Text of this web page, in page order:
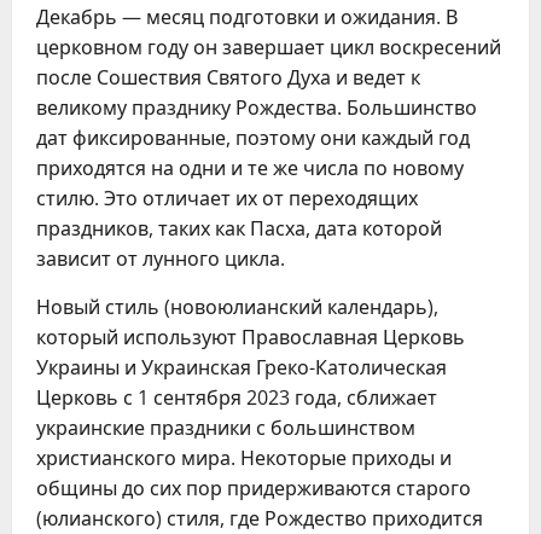
Декабрь — месяц подготовки и ожидания. В
церковном году он завершает цикл воскресений
после Сошествия Святого Духа и ведет к
великому празднику Рождества. Большинство
дат фиксированные, поэтому они каждый год
приходятся на одни и те же числа по новому
стилю. Это отличает их от переходящих
праздников, таких как Пасха, дата которой
зависит от лунного цикла.
Новый стиль (новоюлианский календарь),
который используют Православная Церковь
Украины и Украинская Греко-Католическая
Церковь с 1 сентября 2023 года, сближает
украинские праздники с большинством
христианского мира. Некоторые приходы и
общины до сих пор придерживаются старого
(юлианского) стиля, где Рождество приходится